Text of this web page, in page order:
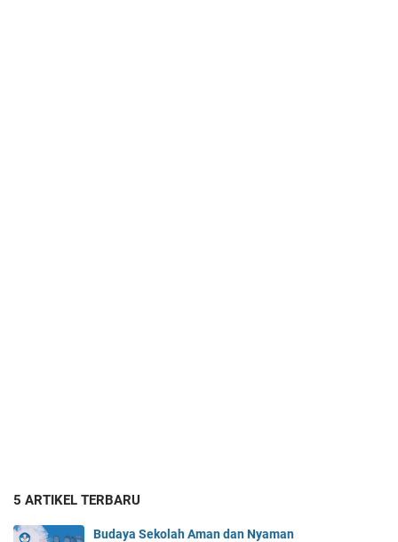
5 ARTIKEL TERBARU
Budaya Sekolah Aman dan Nyaman